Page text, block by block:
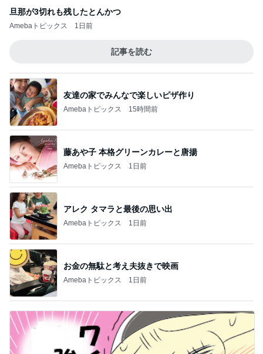
旦那が3切れも残したとんかつ
Amebaトピックス 1日前
記事を読む
友達の家でみんなで楽しいピザ作り
Amebaトピックス 15時間前
藤あや子 本格グリーンカレーと唐揚
Amebaトピックス 1日前
アレク タマラと最後の思い出
Amebaトピックス 1日前
お金の無駄と考え夫抜きで映画
Amebaトピックス 1日前